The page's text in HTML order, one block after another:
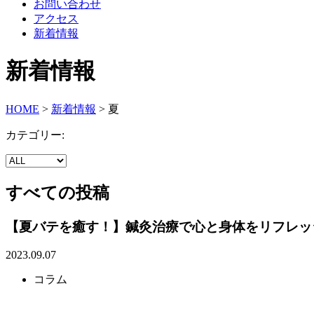
お問い合わせ
アクセス
新着情報
新着情報
HOME > 新着情報 > 夏
カテゴリー:
すべての投稿
【夏バテを癒す！】鍼灸治療で心と身体をリフレ
2023.09.07
コラム